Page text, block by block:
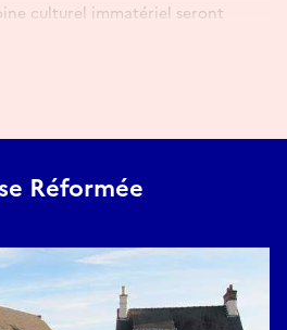
culturel immatériel seront
vidéo de 4 minutes.
Réformée